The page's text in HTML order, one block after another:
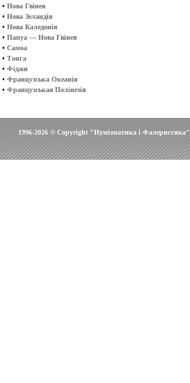
• Нова Гвінея
• Нова Зеландія
• Нова Каледонія
• Папуа — Нова Гвінея
• Самоа
• Тонга
• Фіджи
• Французська Океанія
• Французськая Полінезія
1996-2026 © Copyright "Нумізматика і Фалеристика"